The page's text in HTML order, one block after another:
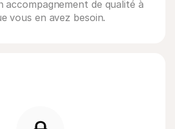
accompagnement de qualité à
vous en avez besoin.